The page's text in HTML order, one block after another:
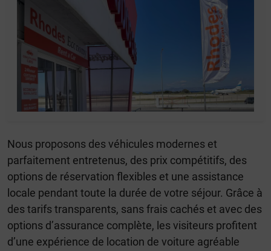
Nous proposons des véhicules modernes et
parfaitement entretenus, des prix compétitifs, des
options de réservation flexibles et une assistance
locale pendant toute la durée de votre séjour. Grâce à
des tarifs transparents, sans frais cachés et avec des
options d’assurance complète, les visiteurs profitent
d’une expérience de location de voiture agréable